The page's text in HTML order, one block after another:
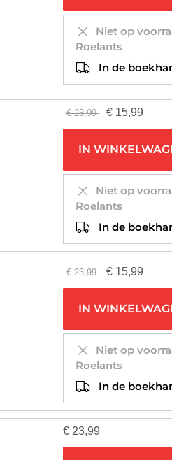
Niet op
Roelants
In de
€23,99 € 15,99
IN
Niet op
Roelants
In de
€23,99 € 15,99
IN
Niet op
Roelants
In de
€ 23,99